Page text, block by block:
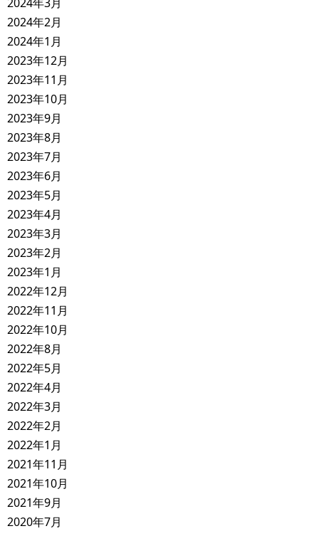
2024年2月
2024年1月
2023年12月
2023年11月
2023年10月
2023年9月
2023年8月
2023年7月
2023年6月
2023年5月
2023年4月
2023年3月
2023年2月
2023年1月
2022年12月
2022年11月
2022年10月
2022年8月
2022年5月
2022年4月
2022年3月
2022年2月
2022年1月
2021年11月
2021年10月
2021年9月
2020年7月